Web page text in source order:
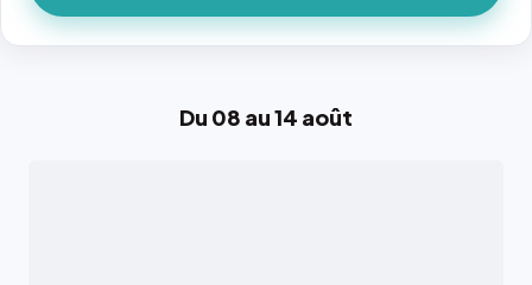
Du 08 au 14 août